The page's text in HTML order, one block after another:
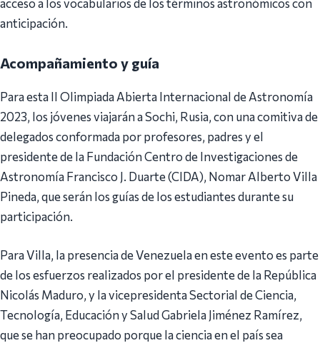
anticipación.
Acompañamiento y guía
Para esta II Olimpiada Abierta Internacional de Astronomía
2023, los jóvenes viajarán a Sochi, Rusia, con una comitiva de
delegados conformada por profesores, padres y el
presidente de la Fundación Centro de Investigaciones de
Astronomía Francisco J. Duarte (CIDA), Nomar Alberto Villa
Pineda, que serán los guías de los estudiantes durante su
participación.
Para Villa, la presencia de Venezuela en este evento es parte
de los esfuerzos realizados por el presidente de la República
Nicolás Maduro, y la vicepresidenta Sectorial de Ciencia,
Tecnología, Educación y Salud Gabriela Jiménez Ramírez,
que se han preocupado porque la ciencia en el país sea